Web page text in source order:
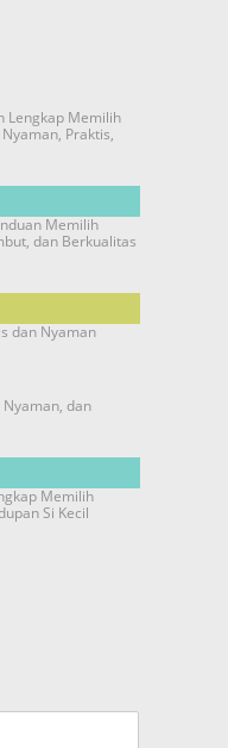
Lengkap Memilih
Praktis,
Memilih
dan Berkualitas
dan Nyaman
Nyaman, dan
Memilih
Si Kecil